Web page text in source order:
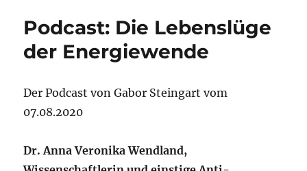
Podcast: Die Lebenslüge
der Energiewende
Der Podcast von Gabor Steingart vom
07.08.2020
Dr. Anna Veronika Wendland,